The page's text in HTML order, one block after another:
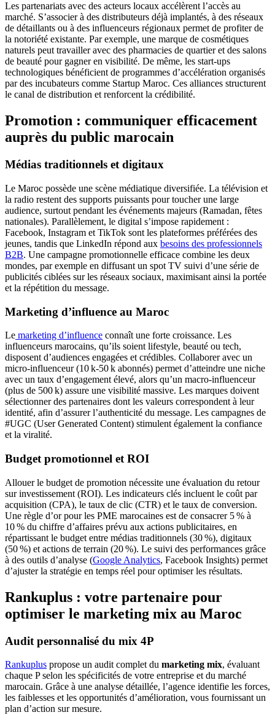
Les partenariats avec des acteurs locaux accélèrent l’accès au
marché. S’associer à des distributeurs déjà implantés, à des réseaux
de détaillants ou à des influenceurs régionaux permet de profiter de
la notoriété existante. Par exemple, une marque de cosmétiques
naturels peut travailler avec des pharmacies de quartier et des salons
de beauté pour gagner en visibilité. De même, les start‑ups
technologiques bénéficient de programmes d’accélération organisés
par des incubateurs comme Startup Maroc. Ces alliances structurent
le canal de distribution et renforcent la crédibilité.
Promotion : communiquer efficacement
auprès du public marocain
Médias traditionnels et digitaux
Le Maroc possède une scène médiatique diversifiée. La télévision et
la radio restent des supports puissants pour toucher une large
audience, surtout pendant les événements majeurs (Ramadan, fêtes
nationales). Parallèlement, le digital s’impose rapidement :
Facebook, Instagram et TikTok sont les plateformes préférées des
jeunes, tandis que LinkedIn répond aux besoins des professionnels
B2B. Une campagne promotionnelle efficace combine les deux
mondes, par exemple en diffusant un spot TV suivi d’une série de
publicités ciblées sur les réseaux sociaux, maximisant ainsi la portée
et la répétition du message.
Marketing d’influence au Maroc
Le marketing d’influence connaît une forte croissance. Les
influenceurs marocains, qu’ils soient lifestyle, beauté ou tech,
disposent d’audiences engagées et crédibles. Collaborer avec un
micro‑influenceur (10 k‑50 k abonnés) permet d’atteindre une niche
avec un taux d’engagement élevé, alors qu’un macro‑influenceur
(plus de 500 k) assure une visibilité massive. Les marques doivent
sélectionner des partenaires dont les valeurs correspondent à leur
identité, afin d’assurer l’authenticité du message. Les campagnes de
#UGC (User Generated Content) stimulent également la confiance
et la viralité.
Budget promotionnel et ROI
Allouer le budget de promotion nécessite une évaluation du retour
sur investissement (ROI). Les indicateurs clés incluent le coût par
acquisition (CPA), le taux de clic (CTR) et le taux de conversion.
Une règle d’or pour les PME marocaines est de consacrer 5 % à
10 % du chiffre d’affaires prévu aux actions publicitaires, en
répartissant le budget entre médias traditionnels (30 %), digitaux
(50 %) et actions de terrain (20 %). Le suivi des performances grâce
à des outils d’analyse (Google Analytics, Facebook Insights) permet
d’ajuster la stratégie en temps réel pour optimiser les résultats.
Rankuplus : votre partenaire pour
optimiser le marketing mix au Maroc
Audit personnalisé du mix 4P
Rankuplus propose un audit complet du marketing mix, évaluant
chaque P selon les spécificités de votre entreprise et du marché
marocain. Grâce à une analyse détaillée, l’agence identifie les forces,
les faiblesses et les opportunités d’amélioration, vous fournissant un
plan d’action sur mesure.